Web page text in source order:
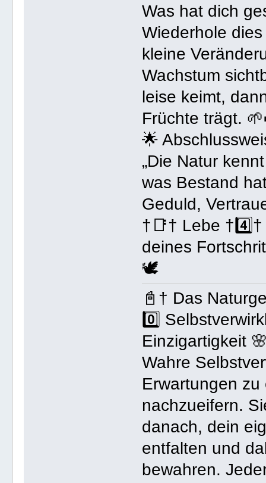
Was hat dich
Wiederhole
kleine
Wachstum
leise keimt,
Früchte trägt.
🌟
„Die Natur
was Bestand
Geduld,
†📑† Lebe
deines
🕊️
📓† Das
0️⃣
Einzigartigkeit
Wahre
Erwartungen
nachzueifern.
danach, dein
entfalten und
bewahren.